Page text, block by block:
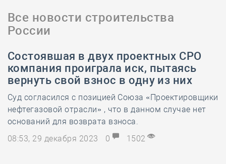
Все новости строительства
России
Состоявшая в двух проектных СРО
компания проиграла иск, пытаясь
вернуть свой взнос в одну из них
Суд согласился с позицией Союза «Проектировщики
нефтегазовой отрасли» , что в данном случае нет
оснований для возврата взноса.
08:53, 29 декабря 2023
0 1502